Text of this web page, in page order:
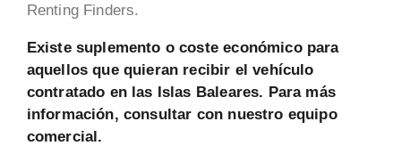
Renting Finders.
Existe suplemento o coste económico para
aquellos que quieran recibir el vehículo
contratado en las Islas Baleares. Para más
información, consultar con nuestro equipo
comercial.